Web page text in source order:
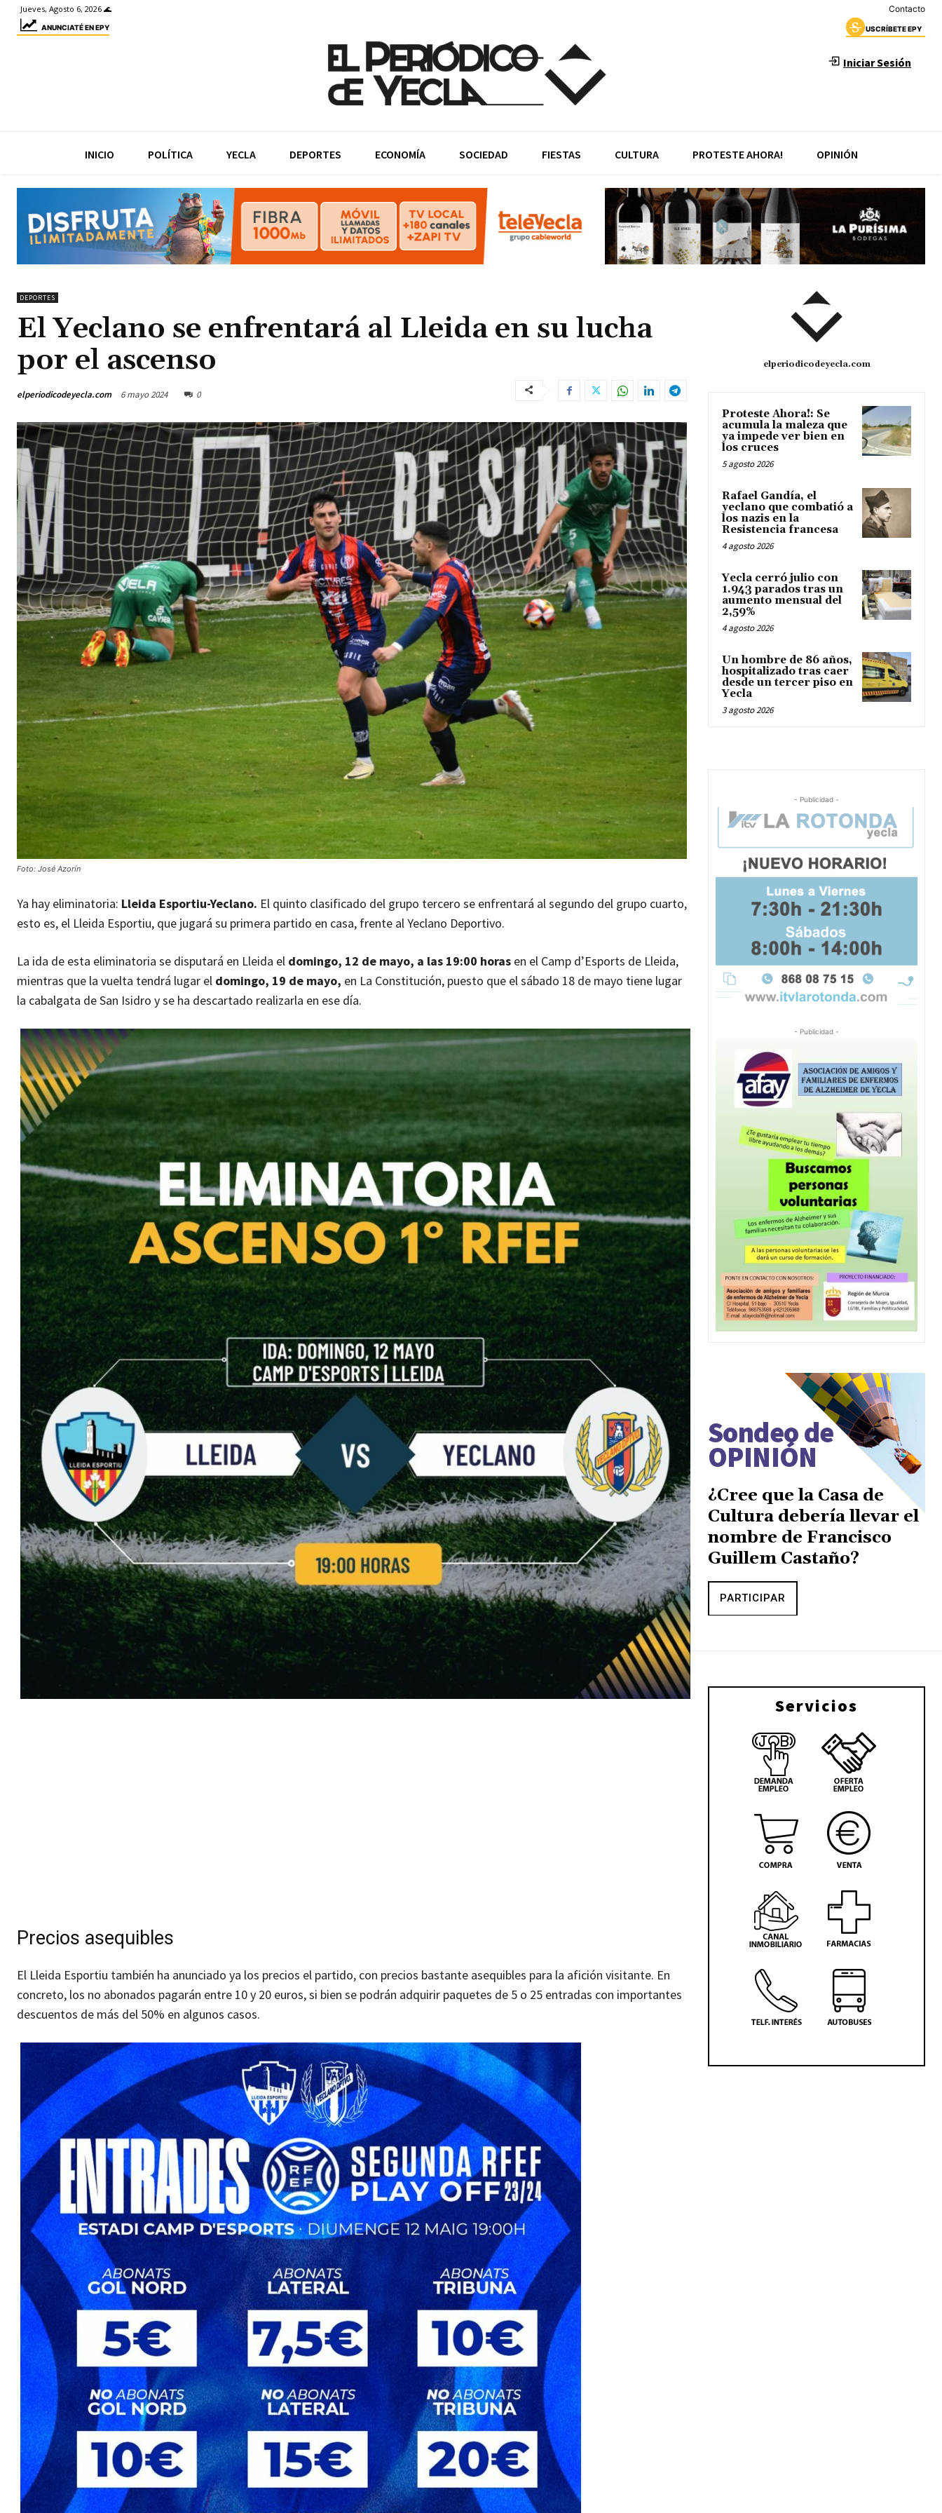
Jueves, Agosto 6, 2026 🌊 Contacto
ANUNCIATÉ EN EPY USCRÍBETE EPY
Iniciar Sesión
INICIO POLÍTICA YECLA DEPORTES ECONOMÍA SOCIEDAD FIESTAS CULTURA PROTESTE AHORA! OPINIÓN
DEPORTES
El Yeclano se enfrentará al Lleida en su lucha
por el ascenso
elperiodicodeyecla.com 6 mayo 2024 0
Foto: José Azorín
Ya hay eliminatoria: Lleida Esportiu-Yeclano. El quinto clasificado del grupo tercero se enfrentará al segundo del grupo cuarto,
esto es, el Lleida Esportiu, que jugará su primera partido en casa, frente al Yeclano Deportivo.
La ida de esta eliminatoria se disputará en Lleida el domingo, 12 de mayo, a las 19:00 horas en el Camp d’Esports de Lleida,
mientras que la vuelta tendrá lugar el domingo, 19 de mayo, en La Constitución, puesto que el sábado 18 de mayo tiene lugar
la cabalgata de San Isidro y se ha descartado realizarla en ese día.
Precios asequibles
El Lleida Esportiu también ha anunciado ya los precios el partido, con precios bastante asequibles para la afición visitante. En
concreto, los no abonados pagarán entre 10 y 20 euros, si bien se podrán adquirir paquetes de 5 o 25 entradas con importantes
descuentos de más del 50% en algunos casos.
elperiodicodeyecla.com
Proteste Ahora!: Se
acumula la maleza que
ya impede ver bien en
los cruces
5 agosto 2026
Rafael Gandía, el
yeclano que combatió a
los nazis en la
Resistencia francesa
4 agosto 2026
Yecla cerró julio con
1.943 parados tras un
aumento mensual del
2,59%
4 agosto 2026
Un hombre de 86 años,
hospitalizado tras caer
desde un tercer piso en
Yecla
3 agosto 2026
- Publicidad -
- Publicidad -
Sondeo de
OPINIÓN
¿Cree que la Casa de
Cultura debería llevar el
nombre de Francisco
Guillem Castaño?
PARTICIPAR
Servicios